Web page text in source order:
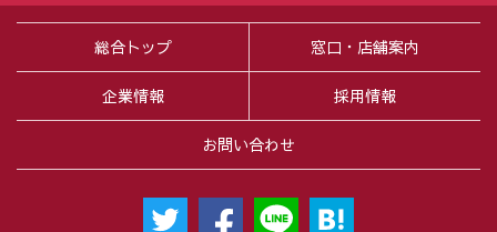
総合トップ 窓口・店舗案内
企業情報 採用情報
お問い合わせ